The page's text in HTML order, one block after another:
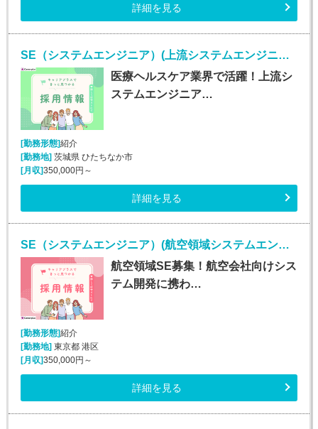
詳細を見る
SE（システムエンジニア）(上流システムエンジニア/正社員)
医療ヘルスケア業界で活躍！上流シ
ステムエンジニア…
[勤務形態]紹介
[勤務地]茨城県 ひたちなか市
[月収]350,000円～
詳細を見る
SE（システムエンジニア）(航空領域システムエンジニア/正社員)
航空領域SE募集！航空会社向けシス
テム開発に携わ…
[勤務形態]紹介
[勤務地] 東京都 港区
[月収]350,000円～
詳細を見る